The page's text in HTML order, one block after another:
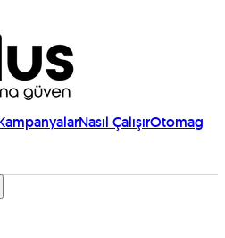
Nasıl ÇalışırOtomag